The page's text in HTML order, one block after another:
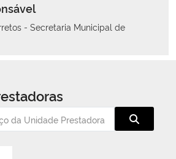
- Secretaria Municipal de